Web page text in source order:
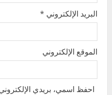
البريد الإلكتروني *
الموقع الإلكتروني
احفظ اسمي، بريدي